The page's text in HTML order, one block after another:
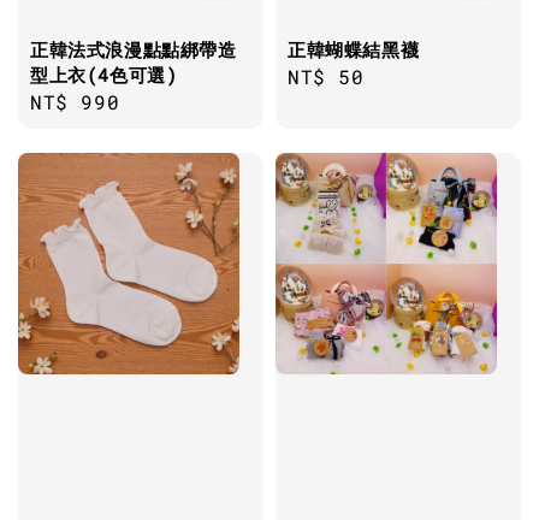
正韓法式浪漫點點綁帶造
型上衣(4色可選)
Regular
NT$ 990
正韓蝴蝶結黑襪
Regular
NT$ 50